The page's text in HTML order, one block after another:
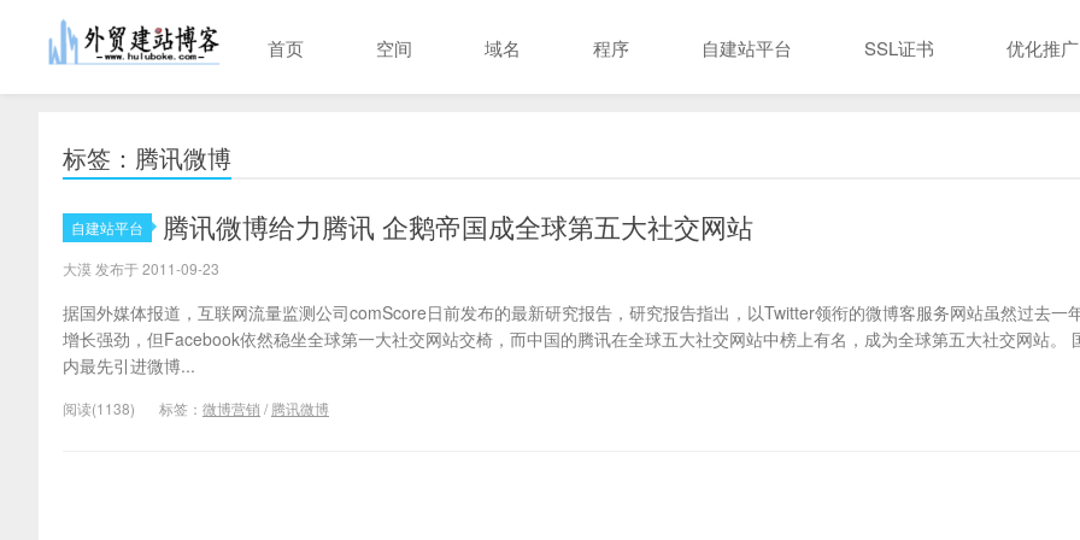
首页 空间 域名 程序 自建站平台 SSL证书 优化推广
标签：腾讯微博
自建站平台 腾讯微博给力腾讯 企鹅帝国成全球第五大社交网站
大漠 发布于 2011-09-23
据国外媒体报道，互联网流量监测公司comScore日前发布的最新研究报告，研究报告指出，以Twitter领衔的微博客服务网站虽然过去一
增长强劲，但Facebook依然稳坐全球第一大社交网站交椅，而中国的腾讯在全球五大社交网站中榜上有名，成为全球第五大社交网站。
内最先引进微博...
阅读(1138) 标签： 微博营销 / 腾讯微博